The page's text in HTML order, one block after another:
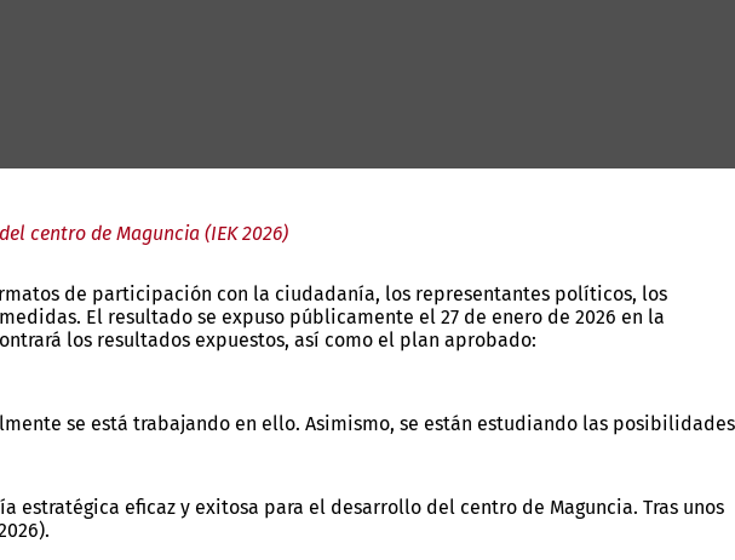
centro de Maguncia (IEK 2026)
de participación con la ciudadanía, los representantes políticos, los
El resultado se expuso públicamente el 27 de enero de 2026 en la
los resultados expuestos, así como el plan aprobado:
se está trabajando en ello. Asimismo, se están estudiando las posibilidades
estratégica eficaz y exitosa para el desarrollo del centro de Maguncia. Tras unos